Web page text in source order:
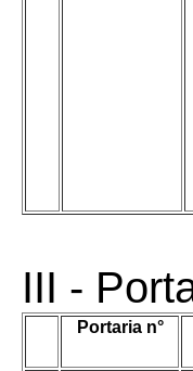
III -
Portaria n°